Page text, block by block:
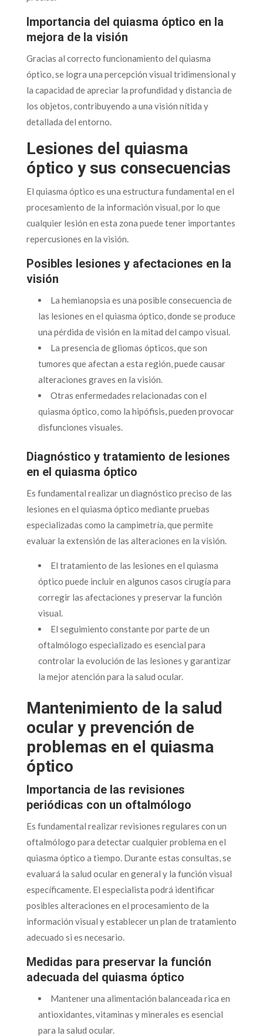
Importancia del quiasma óptico en la
mejora de la visión
Gracias al correcto funcionamiento del quiasma
óptico, se logra una percepción visual tridimensional y
la capacidad de apreciar la profundidad y distancia de
los objetos, contribuyendo a una visión nítida y
detallada del entorno.
Lesiones del quiasma
óptico y sus consecuencias
El quiasma óptico es una estructura fundamental en el
procesamiento de la información visual, por lo que
cualquier lesión en esta zona puede tener importantes
repercusiones en la visión.
Posibles lesiones y afectaciones en la
visión
La hemianopsia es una posible consecuencia de
las lesiones en el quiasma óptico, donde se produce
una pérdida de visión en la mitad del campo visual.
La presencia de gliomas ópticos, que son
tumores que afectan a esta región, puede causar
alteraciones graves en la visión.
Otras enfermedades relacionadas con el
quiasma óptico, como la hipófisis, pueden provocar
disfunciones visuales.
Diagnóstico y tratamiento de lesiones
en el quiasma óptico
Es fundamental realizar un diagnóstico preciso de las
lesiones en el quiasma óptico mediante pruebas
especializadas como la campimetría, que permite
evaluar la extensión de las alteraciones en la visión.
El tratamiento de las lesiones en el quiasma
óptico puede incluir en algunos casos cirugía para
corregir las afectaciones y preservar la función
visual.
El seguimiento constante por parte de un
oftalmólogo especializado es esencial para
controlar la evolución de las lesiones y garantizar
la mejor atención para la salud ocular.
Mantenimiento de la salud
ocular y prevención de
problemas en el quiasma
óptico
Importancia de las revisiones
periódicas con un oftalmólogo
Es fundamental realizar revisiones regulares con un
oftalmólogo para detectar cualquier problema en el
quiasma óptico a tiempo. Durante estas consultas, se
evaluará la salud ocular en general y la función visual
específicamente. El especialista podrá identificar
posibles alteraciones en el procesamiento de la
información visual y establecer un plan de tratamiento
adecuado si es necesario.
Medidas para preservar la función
adecuada del quiasma óptico
Mantener una alimentación balanceada rica en
antioxidantes, vitaminas y minerales es esencial
para la salud ocular.